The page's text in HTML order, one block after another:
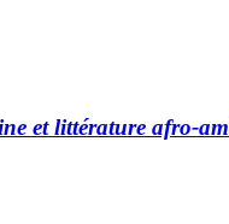
et littérature afro-